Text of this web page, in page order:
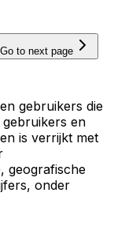
Go to next page
gebruikers die
en
is verrijkt met
geografische
onder